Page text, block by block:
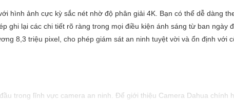
hình ảnh cực kỳ sắc nét nhờ độ phân giải 4K. Bạn có thể dễ dàng
ghi lại các chi tiết rõ ràng trong mọi điều kiện ánh sáng từ ban ngày
8,3 triệu pixel, cho phép giám sát an ninh tuyệt vời và ổn định với
trong lĩnh vực camera an ninh. Để giới thiệu Camera Dahua chính